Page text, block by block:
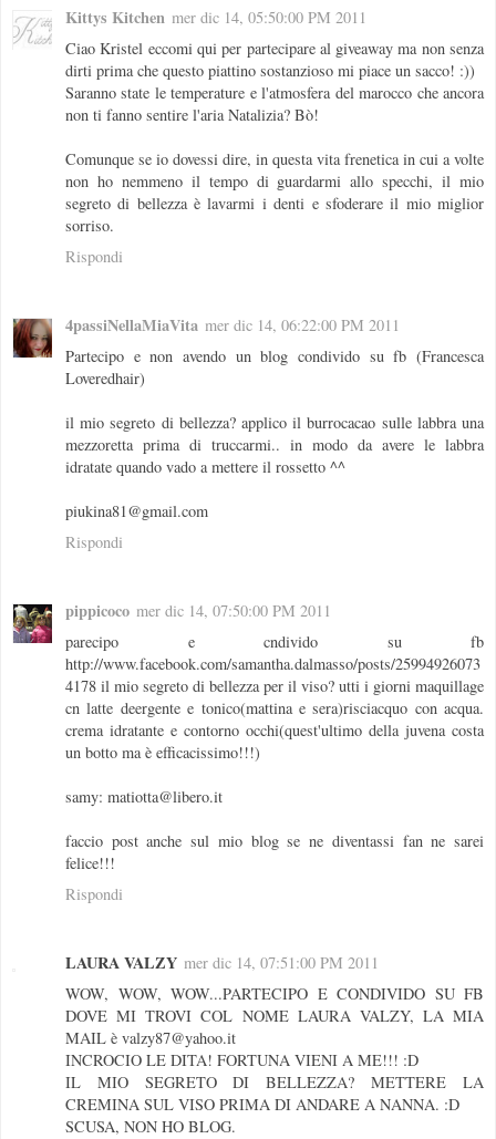
Kittys Kitchen mer dic 14, 05:50:00 PM 2011
Ciao Kristel eccomi qui per partecipare al giveaway ma non senza
dirti prima che questo piattino sostanzioso mi piace un sacco! :))
Saranno state le temperature e l'atmosfera del marocco che ancora
non ti fanno sentire l'aria Natalizia? Bò!
Comunque se io dovessi dire, in questa vita frenetica in cui a volte
non ho nemmeno il tempo di guardarmi allo specchi, il mio
segreto di bellezza è lavarmi i denti e sfoderare il mio miglior
sorriso.
Rispondi
4passiNellaMiaVita mer dic 14, 06:22:00 PM 2011
Partecipo e non avendo un blog condivido su fb (Francesca
Loveredhair)
il mio segreto di bellezza? applico il burrocacao sulle labbra una
mezzoretta prima di truccarmi.. in modo da avere le labbra
idratate quando vado a mettere il rossetto ^^
piukina81@gmail.com
Rispondi
pippicoco mer dic 14, 07:50:00 PM 2011
parecipo e cndivido su fb
http://www.facebook.com/samantha.dalmasso/posts/25994926073
4178 il mio segreto di bellezza per il viso? utti i giorni maquillage
cn latte deergente e tonico(mattina e sera)risciacquo con acqua.
crema idratante e contorno occhi(quest'ultimo della juvena costa
un botto ma è efficacissimo!!!)
samy: matiotta@libero.it
faccio post anche sul mio blog se ne diventassi fan ne sarei
felice!!!
Rispondi
LAURA VALZY mer dic 14, 07:51:00 PM 2011
WOW, WOW, WOW...PARTECIPO E CONDIVIDO SU FB
DOVE MI TROVI COL NOME LAURA VALZY, LA MIA
MAIL è valzy87@yahoo.it
INCROCIO LE DITA! FORTUNA VIENI A ME!!! :D
IL MIO SEGRETO DI BELLEZZA? METTERE LA
CREMINA SUL VISO PRIMA DI ANDARE A NANNA. :D
SCUSA, NON HO BLOG.